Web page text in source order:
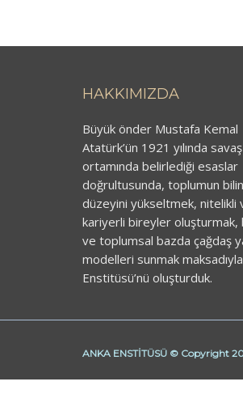
HAKKIMIZDA
Büyük önder Mustafa Kemal
Atatürk’ün 1921 yılında savaş
ortamında belirlediği esaslar
doğrultusunda, toplumun
düzeyini yükseltmek, nitelikli
kariyerli bireyler oluşturmak,
ve toplumsal bazda çağdaş
modelleri sunmak
Enstitüsü’nü oluşturduk.
ANKA ENSTİTÜSÜ © Copyright